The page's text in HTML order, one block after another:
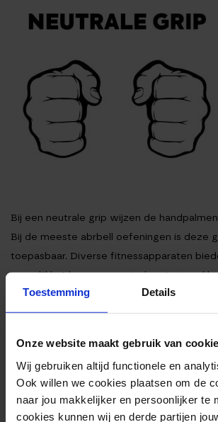
Toestemming Details
Onze website maakt gebruik van
Wij gebruiken altijd functionele en
Ook willen we cookies plaatsen om de
naar jou makkelijker en persoonlijker te
cookies kunnen wij en derde partijen
Bij een neutrale grip wijzen de
Bij de meeste abrbell oefeningen is deze
toepasbaar. Diverse fitnessapparaten
mogelijkheid om een neutrale grip te
wordt voornamelijk gebruikt voor hammer
dumbbell oefening spreekt de
deze grip ook gebruiken. Je haalt zo wat
schouders tijdens deze borstoefening.
HOOK GRIP